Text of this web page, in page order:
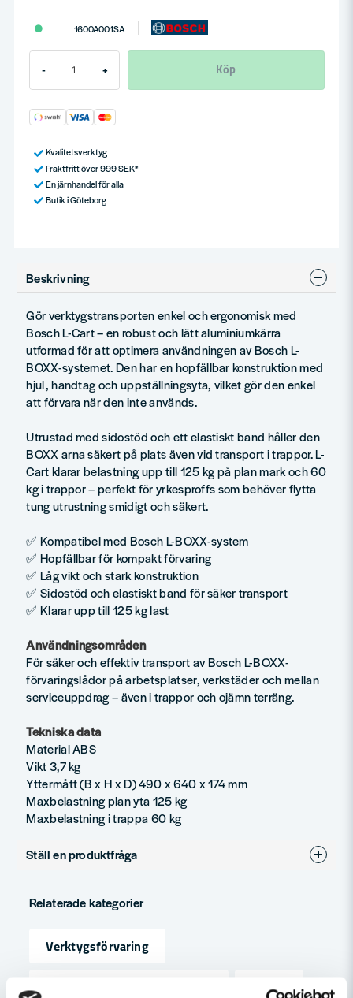
1600A001SA
- + Köp
Kvalitetsverktyg
Fraktfritt över 999 SEK*
En järnhandel för alla
Butik i Göteborg
Beskrivning
Gör verktygstransporten enkel och ergonomisk med
Bosch L-Cart – en robust och lätt aluminiumkärra
utformad för att optimera användningen av Bosch L-
BOXX-systemet. Den har en hopfällbar konstruktion med
hjul, handtag och uppställningsyta, vilket gör den enkel
att förvara när den inte används.
Utrustad med sidostöd och ett elastiskt band håller den
BOXX arna säkert på plats även vid transport i trappor. L-
Cart klarar belastning upp till 125 kg på plan mark och 60
kg i trappor – perfekt för yrkesproffs som behöver flytta
tung utrustning smidigt och säkert.
✅ Kompatibel med Bosch L-BOXX-system
✅ Hopfällbar för kompakt förvaring
✅ Låg vikt och stark konstruktion
✅ Sidostöd och elastiskt band för säker transport
✅ Klarar upp till 125 kg last
Användningsområden
För säker och effektiv transport av Bosch L-BOXX-
förvaringslådor på arbetsplatser, verkstäder och mellan
serviceuppdrag – även i trappor och ojämn terräng.
Tekniska data
Material ABS
Vikt 3,7 kg
Yttermått (B x H x D) 490 x 640 x 174 mm
Maxbelastning plan yta 125 kg
Maxbelastning i trappa 60 kg
Ställ en produktfråga
Fråga oss något om denna produkten...
Relaterade kategorier
Verktygsförvaring
Övrigt